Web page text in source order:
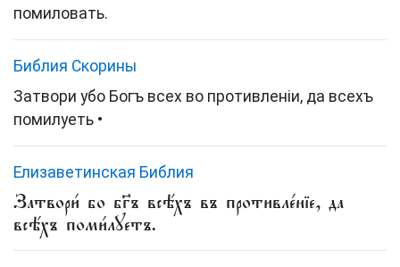
помиловать.
Библия Скорины
Затвори убо Богъ всех во противленіи, да всехъ
помилуеть •
Елизаветинская Библия
Затвори́ бо бг҃ъ всѣ́хъ въ противле́нїе, да
всѣ́хъ поми́лꙋетъ.